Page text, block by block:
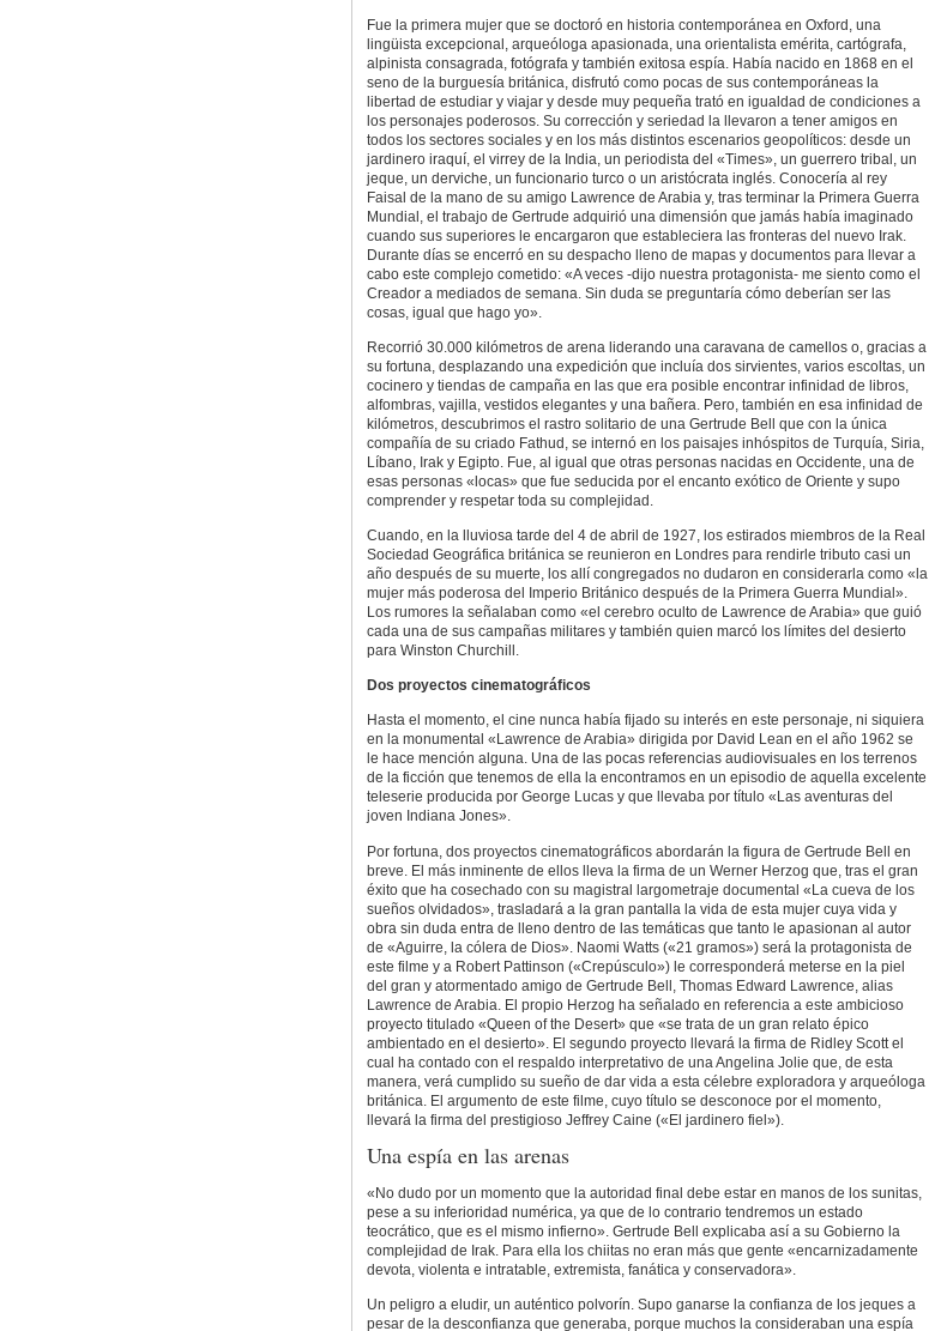
Fue la primera mujer que se doctoró en historia contemporánea en Oxford, una
lingüista excepcional, arqueóloga apasionada, una orientalista emérita, cartógrafa,
alpinista consagrada, fotógrafa y también exitosa espía. Había nacido en 1868 en el
seno de la burguesía británica, disfrutó como pocas de sus contemporáneas la
libertad de estudiar y viajar y desde muy pequeña trató en igualdad de condiciones a
los personajes poderosos. Su corrección y seriedad la llevaron a tener amigos en
todos los sectores sociales y en los más distintos escenarios geopolíticos: desde un
jardinero iraquí, el virrey de la India, un periodista del «Times», un guerrero tribal, un
jeque, un derviche, un funcionario turco o un aristócrata inglés. Conocería al rey
Faisal de la mano de su amigo Lawrence de Arabia y, tras terminar la Primera Guerra
Mundial, el trabajo de Gertrude adquirió una dimensión que jamás había imaginado
cuando sus superiores le encargaron que estableciera las fronteras del nuevo Irak.
Durante días se encerró en su despacho lleno de mapas y documentos para llevar a
cabo este complejo cometido: «A veces -dijo nuestra protagonista- me siento como el
Creador a mediados de semana. Sin duda se preguntaría cómo deberían ser las
cosas, igual que hago yo».
Recorrió 30.000 kilómetros de arena liderando una caravana de camellos o, gracias a
su fortuna, desplazando una expedición que incluía dos sirvientes, varios escoltas, un
cocinero y tiendas de campaña en las que era posible encontrar infinidad de libros,
alfombras, vajilla, vestidos elegantes y una bañera. Pero, también en esa infinidad de
kilómetros, descubrimos el rastro solitario de una Gertrude Bell que con la única
compañía de su criado Fathud, se internó en los paisajes inhóspitos de Turquía, Siria,
Líbano, Irak y Egipto. Fue, al igual que otras personas nacidas en Occidente, una de
esas personas «locas» que fue seducida por el encanto exótico de Oriente y supo
comprender y respetar toda su complejidad.
Cuando, en la lluviosa tarde del 4 de abril de 1927, los estirados miembros de la Real
Sociedad Geográfica británica se reunieron en Londres para rendirle tributo casi un
año después de su muerte, los allí congregados no dudaron en considerarla como «la
mujer más poderosa del Imperio Británico después de la Primera Guerra Mundial».
Los rumores la señalaban como «el cerebro oculto de Lawrence de Arabia» que guió
cada una de sus campañas militares y también quien marcó los límites del desierto
para Winston Churchill.
Dos proyectos cinematográficos
Hasta el momento, el cine nunca había fijado su interés en este personaje, ni siquiera
en la monumental «Lawrence de Arabia» dirigida por David Lean en el año 1962 se
le hace mención alguna. Una de las pocas referencias audiovisuales en los terrenos
de la ficción que tenemos de ella la encontramos en un episodio de aquella excelente
teleserie producida por George Lucas y que llevaba por título «Las aventuras del
joven Indiana Jones».
Por fortuna, dos proyectos cinematográficos abordarán la figura de Gertrude Bell en
breve. El más inminente de ellos lleva la firma de un Werner Herzog que, tras el gran
éxito que ha cosechado con su magistral largometraje documental «La cueva de los
sueños olvidados», trasladará a la gran pantalla la vida de esta mujer cuya vida y
obra sin duda entra de lleno dentro de las temáticas que tanto le apasionan al autor
de «Aguirre, la cólera de Dios». Naomi Watts («21 gramos») será la protagonista de
este filme y a Robert Pattinson («Crepúsculo») le corresponderá meterse en la piel
del gran y atormentado amigo de Gertrude Bell, Thomas Edward Lawrence, alias
Lawrence de Arabia. El propio Herzog ha señalado en referencia a este ambicioso
proyecto titulado «Queen of the Desert» que «se trata de un gran relato épico
ambientado en el desierto». El segundo proyecto llevará la firma de Ridley Scott el
cual ha contado con el respaldo interpretativo de una Angelina Jolie que, de esta
manera, verá cumplido su sueño de dar vida a esta célebre exploradora y arqueóloga
británica. El argumento de este filme, cuyo título se desconoce por el momento,
llevará la firma del prestigioso Jeffrey Caine («El jardinero fiel»).
Una espía en las arenas
«No dudo por un momento que la autoridad final debe estar en manos de los sunitas,
pese a su inferioridad numérica, ya que de lo contrario tendremos un estado
teocrático, que es el mismo infierno». Gertrude Bell explicaba así a su Gobierno la
complejidad de Irak. Para ella los chiitas no eran más que gente «encarnizadamente
devota, violenta e intratable, extremista, fanática y conservadora».
Un peligro a eludir, un auténtico polvorín. Supo ganarse la confianza de los jeques a
pesar de la desconfianza que generaba, porque muchos la consideraban una espía